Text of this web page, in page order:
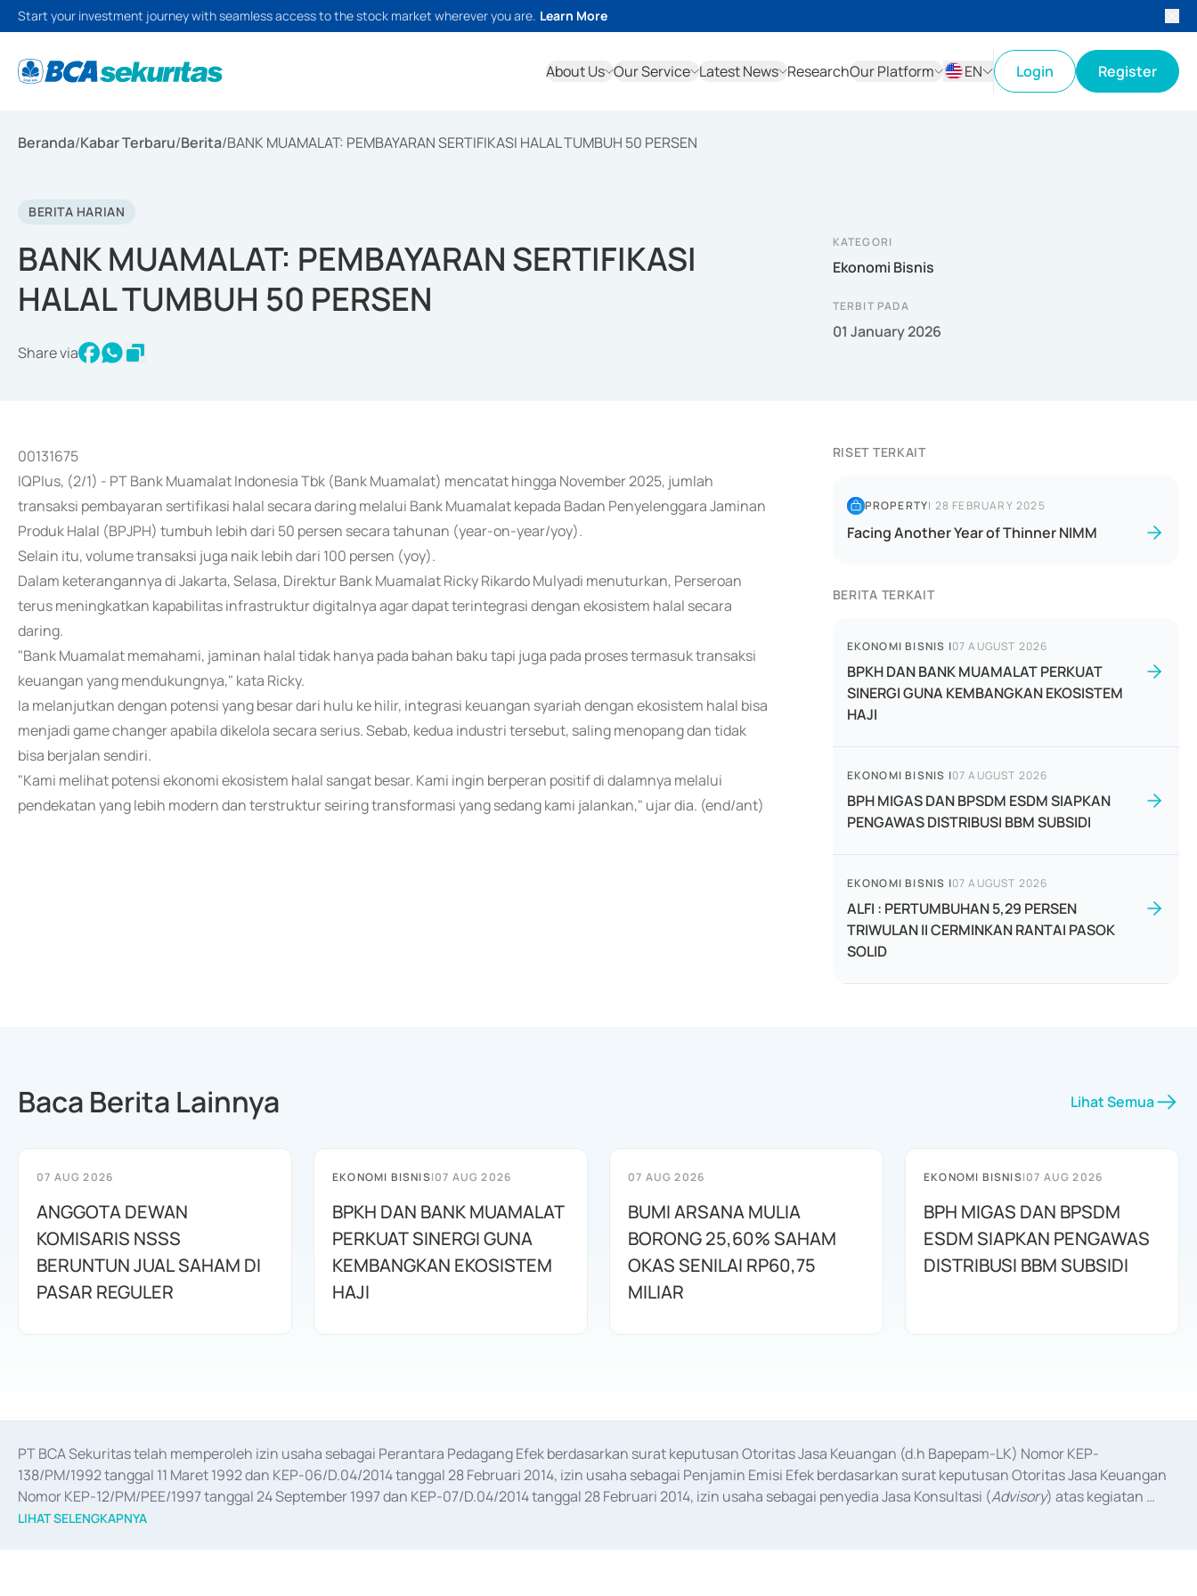
Start your investment journey with seamless access to the stock market wherever you are. Learn More
About Us Our Service Latest News ResearchOur Platform
EN
Login Register
Beranda/Kabar Terbaru/Berita/BANK MUAMALAT: PEMBAYARAN SERTIFIKASI HALAL TUMBUH 50 PERSEN
BERITA HARIAN
BANK MUAMALAT: PEMBAYARAN SERTIFIKASI
HALAL TUMBUH 50 PERSEN
Share via
KATEGORI
Ekonomi Bisnis
TERBIT PADA
01 January 2026
00131675
IQPlus, (2/1) - PT Bank Muamalat Indonesia Tbk (Bank Muamalat) mencatat hingga November 2025, jumlah
transaksi pembayaran sertifikasi halal secara daring melalui Bank Muamalat kepada Badan Penyelenggara Jaminan
Produk Halal (BPJPH) tumbuh lebih dari 50 persen secara tahunan (year-on-year/yoy).
Selain itu, volume transaksi juga naik lebih dari 100 persen (yoy).
Dalam keterangannya di Jakarta, Selasa, Direktur Bank Muamalat Ricky Rikardo Mulyadi menuturkan, Perseroan
terus meningkatkan kapabilitas infrastruktur digitalnya agar dapat terintegrasi dengan ekosistem halal secara
daring.
"Bank Muamalat memahami, jaminan halal tidak hanya pada bahan baku tapi juga pada proses termasuk transaksi
keuangan yang mendukungnya," kata Ricky.
Ia melanjutkan dengan potensi yang besar dari hulu ke hilir, integrasi keuangan syariah dengan ekosistem halal bisa
menjadi game changer apabila dikelola secara serius. Sebab, kedua industri tersebut, saling menopang dan tidak
bisa berjalan sendiri.
"Kami melihat potensi ekonomi ekosistem halal sangat besar. Kami ingin berperan positif di dalamnya melalui
pendekatan yang lebih modern dan terstruktur seiring transformasi yang sedang kami jalankan," ujar dia. (end/ant)
RISET TERKAIT
PROPERTY| 28 FEBRUARY 2025
Facing Another Year of Thinner NIMM
BERITA TERKAIT
EKONOMI BISNIS |07 AUGUST 2026
BPKH DAN BANK MUAMALAT PERKUAT
SINERGI GUNA KEMBANGKAN EKOSISTEM
HAJI
EKONOMI BISNIS |07 AUGUST 2026
BPH MIGAS DAN BPSDM ESDM SIAPKAN
PENGAWAS DISTRIBUSI BBM SUBSIDI
EKONOMI BISNIS |07 AUGUST 2026
ALFI : PERTUMBUHAN 5,29 PERSEN
TRIWULAN II CERMINKAN RANTAI PASOK
SOLID
Baca Berita Lainnya Lihat Semua
07 AUG 2026
ANGGOTA DEWAN
KOMISARIS NSSS
BERUNTUN JUAL SAHAM DI
PASAR REGULER
EKONOMI BISNIS|07 AUG 2026
BPKH DAN BANK MUAMALAT
PERKUAT SINERGI GUNA
KEMBANGKAN EKOSISTEM
HAJI
07 AUG 2026
BUMI ARSANA MULIA
BORONG 25,60% SAHAM
OKAS SENILAI RP60,75
MILIAR
EKONOMI BISNIS|07 AUG 2026
BPH MIGAS DAN BPSDM
ESDM SIAPKAN PENGAWAS
DISTRIBUSI BBM SUBSIDI
PT BCA Sekuritas telah memperoleh izin usaha sebagai Perantara Pedagang Efek berdasarkan surat keputusan Otoritas Jasa Keuangan (d.h Bapepam-LK) Nomor KEP-
138/PM/1992 tanggal 11 Maret 1992 dan KEP-06/D.04/2014 tanggal 28 Februari 2014, izin usaha sebagai Penjamin Emisi Efek berdasarkan surat keputusan Otoritas Jasa Keuangan
Nomor KEP-12/PM/PEE/1997 tanggal 24 September 1997 dan KEP-07/D.04/2014 tanggal 28 Februari 2014, izin usaha sebagai penyedia Jasa Konsultasi (Advisory) atas kegiatan
merger, akuisisi, divestasi, dan
LIHAT SELENGKAPNYA